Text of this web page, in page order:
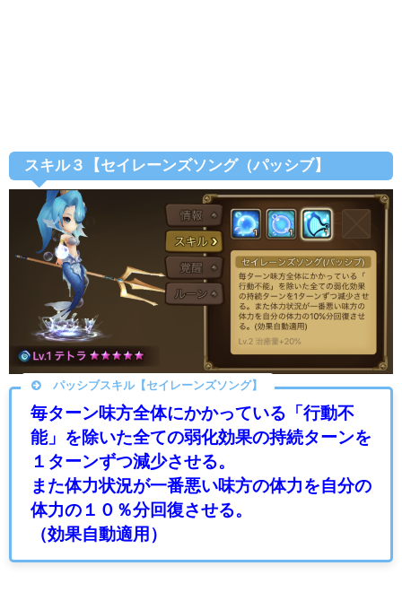
スキル３【セイレーンズソング（パッシブ】
パッシブスキル【セイレーンズソング】
毎ターン味方全体にかかっている「行動不
能」を除いた全ての弱化効果の持続ターンを
１ターンずつ減少させる。
また体力状況が一番悪い味方の体力を自分の
体力の１０％分回復させる。
（効果自動適用）